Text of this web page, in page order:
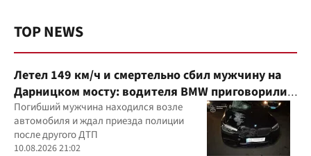
TOP NEWS
Летел 149 км/ч и смертельно сбил мужчину на
Дарницком мосту: водителя BMW приговорили к
6 годам
Погибший мужчина находился возле
автомобиля и ждал приезда полиции
после другого ДТП
10.08.2026 21:02